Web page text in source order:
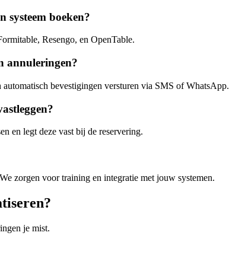
systeem boeken?
Resengo, en OpenTable.
annuleringen?
bevestigingen versturen via SMS of WhatsApp.
en legt deze vast bij de reservering.
zorgen voor training en integratie met jouw systemen.
je mist.